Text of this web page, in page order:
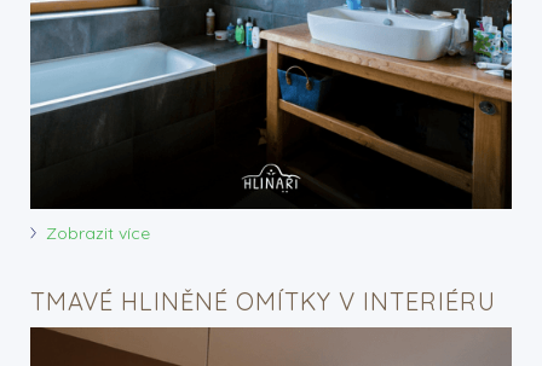
Zobrazit více
TMAVÉ HLINĚNÉ OMÍTKY V INTERIÉRU